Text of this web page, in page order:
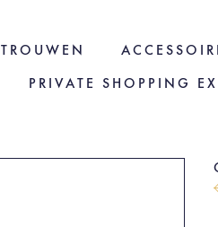
TROUWEN
PRIVATE SHOPPING